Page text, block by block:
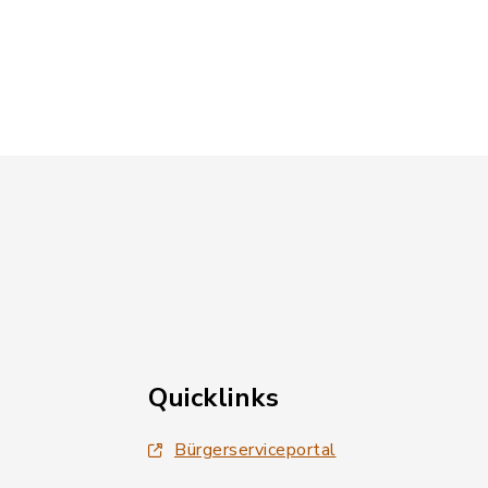
Quicklinks
Bürgerserviceportal